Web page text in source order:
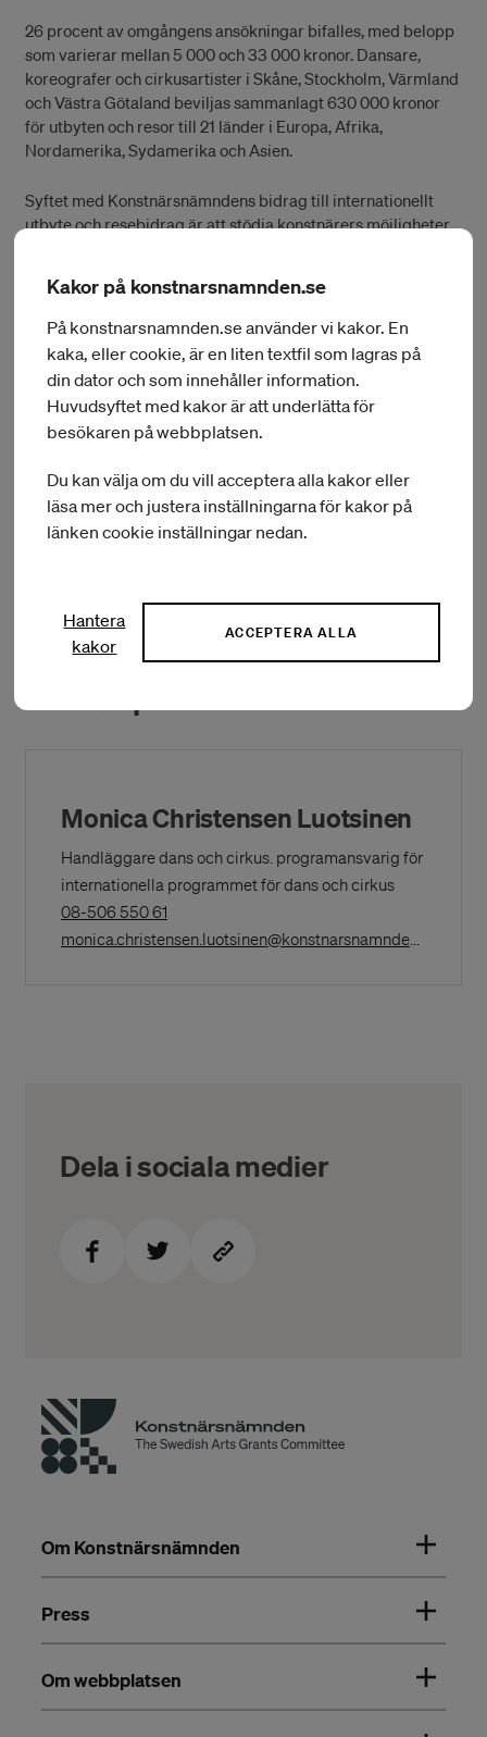
26 procent av omgångens ansökningar bifalles, med belopp
som varierar mellan 5 000 och 33 000 kronor. Dansare,
koreografer och cirkusartister i Skåne, Stockholm, Värmland
och Västra Götaland beviljas sammanlagt 630 000 kronor
för utbyten och resor till 21 länder i Europa, Afrika,
Nordamerika, Sydamerika och Asien.
Syftet med Konstnärsnämndens bidrag till internationellt
utbyte och resebidrag är att stödja konstnärers möjligheter
utlandet för ett publikt framträdande eller samarbete, för
egeninitierade arbets- eller studievistelser i utlandet där
inbjudan saknas samt för konstnärers internationella
samarbeten i Sverige.
Bidrag till internationella utbyten och resor kan sökas
löpande och beslutas fyra gånger per år. Nästa deadline för
Monica Christensen Luotsinen
Handläggare dans och cirkus. programansvarig för
internationella programmet för dans och cirkus
08-506 550 61
in
monica.christensen.luotsinen@konstnarsnamnden.se
Dela i sociala medier
Om Konstnärsnämnden
Press
Om webbplatsen
Kakor på konstnarsnamnden.se
På konstnarsnamnden.se använder vi kakor. En
kaka, eller cookie, är en liten textfil som lagras på
din dator och som innehåller information.
Huvudsyftet med kakor är att underlätta för
besökaren på webbplatsen.
Du kan välja om du vill acceptera alla kakor eller
läsa mer och justera inställningarna för kakor på
länken cookie inställningar nedan.
Hantera
kakor
ACCEPTERA ALLA